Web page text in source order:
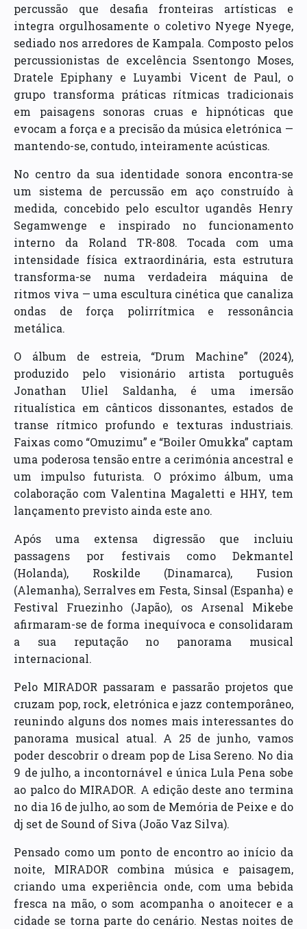
percussão que desafia fronteiras artísticas e
integra orgulhosamente o coletivo Nyege Nyege,
sediado nos arredores de Kampala. Composto pelos
percussionistas de excelência Ssentongo Moses,
Dratele Epiphany e Luyambi Vicent de Paul, o
grupo transforma práticas rítmicas tradicionais
em paisagens sonoras cruas e hipnóticas que
evocam a força e a precisão da música eletrónica —
mantendo-se, contudo, inteiramente acústicas.
No centro da sua identidade sonora encontra-se
um sistema de percussão em aço construído à
medida, concebido pelo escultor ugandês Henry
Segamwenge e inspirado no funcionamento
interno da Roland TR-808. Tocada com uma
intensidade física extraordinária, esta estrutura
transforma-se numa verdadeira máquina de
ritmos viva — uma escultura cinética que canaliza
ondas de força polirrítmica e ressonância
metálica.
O álbum de estreia, “Drum Machine” (2024),
produzido pelo visionário artista português
Jonathan Uliel Saldanha, é uma imersão
ritualística em cânticos dissonantes, estados de
transe rítmico profundo e texturas industriais.
Faixas como “Omuzimu” e “Boiler Omukka” captam
uma poderosa tensão entre a cerimónia ancestral e
um impulso futurista. O próximo álbum, uma
colaboração com Valentina Magaletti e HHY, tem
lançamento previsto ainda este ano.
Após uma extensa digressão que incluiu
passagens por festivais como Dekmantel
(Holanda), Roskilde (Dinamarca), Fusion
(Alemanha), Serralves em Festa, Sinsal (Espanha) e
Festival Fruezinho (Japão), os Arsenal Mikebe
afirmaram-se de forma inequívoca e consolidaram
a sua reputação no panorama musical
internacional.
Pelo MIRADOR passaram e passarão projetos que
cruzam pop, rock, eletrónica e jazz contemporâneo,
reunindo alguns dos nomes mais interessantes do
panorama musical atual. A 25 de junho, vamos
poder descobrir o dream pop de Lisa Sereno. No dia
9 de julho, a incontornável e única Lula Pena sobe
ao palco do MIRADOR. A edição deste ano termina
no dia 16 de julho, ao som de Memória de Peixe e do
dj set de Sound of Siva (João Vaz Silva).
Pensado como um ponto de encontro ao início da
noite, MIRADOR combina música e paisagem,
criando uma experiência onde, com uma bebida
fresca na mão, o som acompanha o anoitecer e a
cidade se torna parte do cenário. Nestas noites de